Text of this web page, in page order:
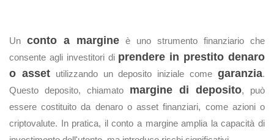
Un conto a margine è uno strumento finanziario che
consente agli investitori di prendere in prestito denaro
o assetutilizzando un deposito iniziale comegaranzia.
Questo deposito, chiamato margine di deposito, può
essere costituito da denaro o asset finanziari, come azioni o
criptovalute. In pratica, il conto a margine amplia la capacità di